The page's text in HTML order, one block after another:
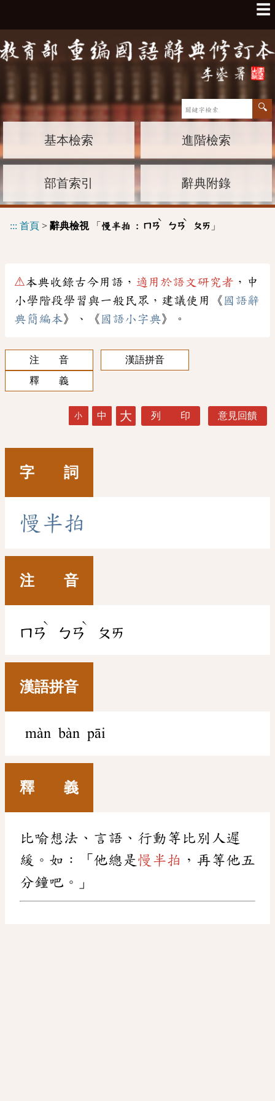
☰
基本檢索 進階檢索
部首索引 辭典附錄
::: 首頁 > 辭典檢視「 慢半拍 : ㄇㄢ
ˋ
ㄅㄢ
ˋ
ㄆㄞ 」
⚠本典收錄古今用語， 適用於語文研究者 ，中
小學階段學習與一般民眾，建議使用《 國語辭
典簡編本》、《 國語小字典》。
注 音
漢語拼音
釋 義
小 中 大 列 印 意見回饋
字 詞
慢 半拍
注 音
ㄇㄢ
ˋ
ㄅㄢ
ˋ
ㄆㄞ
漢語拼音
màn bàn pāi
釋 義
比喻想法、言語、行動等比別人遲
緩。如：「他總是 慢半拍 ，再等他五
分鐘吧。」